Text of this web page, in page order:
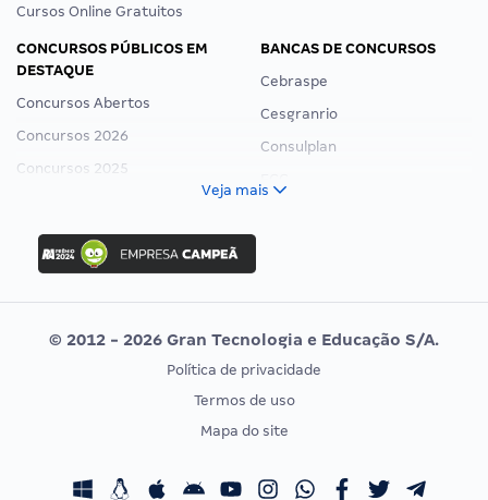
Cursos Online Gratuitos
CONCURSOS PÚBLICOS EM
DESTAQUE
Concursos Abertos
Concursos 2026
Concursos 2025
Concurso Ibama
Concurso MPU
Editais publicados
BANCAS DE CONCURSOS
Cebraspe
Cesgranrio
Consulplan
Vunesp
CONCURSOS POR PROFISSÃO
Concursos Fiscais
EXAME DE ORDEM
Calendário OAB
Veja mais
© 2012 - 2026 Gran Tecnologia e Educação S/A.
Política de privacidade
Termos de uso
Mapa do site